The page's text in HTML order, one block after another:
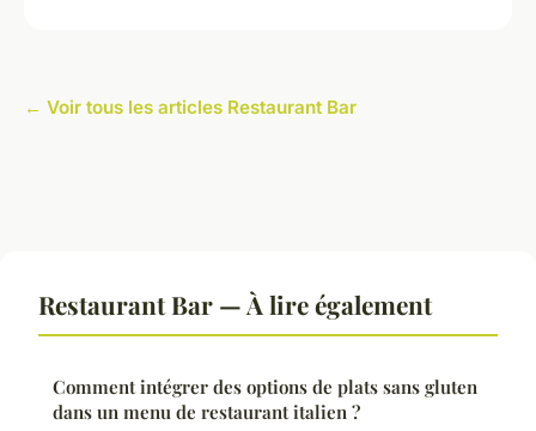
← Voir tous les articles Restaurant Bar
Restaurant Bar — À lire également
Comment intégrer des options de plats sans gluten
dans un menu de restaurant italien ?